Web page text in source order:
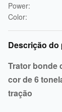
Power:
Color:
Descrição do
Trator bonde
cor de 6
tração